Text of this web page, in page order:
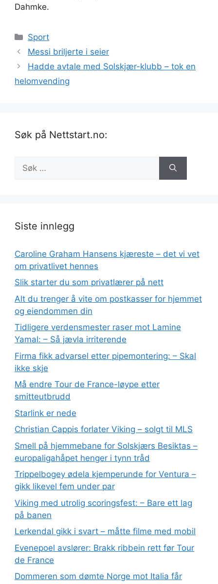
Dahmke.
Kategorier
Sport
Messi briljerte i seier
Hadde avtale med Solskjær-klubb – tok en
helomvending
Søk på Nettstart.no:
etter:
Siste innlegg
Caroline Graham Hansens kjæreste – det vi vet
om privatlivet hennes
Slik starter du som privatlærer på nett
Alt du trenger å vite om postkasser for hjemmet
og eiendommen din
Tidligere verdensmester raser mot Lamine
Yamal: – Så jævla irriterende
Firma fikk advarsel etter pipemontering: – Skal
ikke skje
Må endre Tour de France-løype etter
smitteutbrudd
Starlink er nede
Christian Cappis forlater Viking – solgt til MLS
Smell på hjemmebane for Solskjærs Besiktas –
europaligahåpet henger i tynn tråd
Trippelbogey ødela kjemperunde for Ventura –
gikk likevel fem under par
Viking med utrolig scoringsfest: – Bare ett lag
på banen
Lerkendal gikk i svart – måtte filme med mobil
Evenepoel avslører: Brakk ribbein rett før Tour
de France
Dommeren som dømte Norge mot Italia får